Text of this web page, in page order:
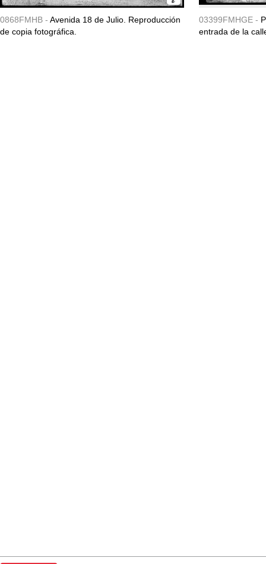
0868FMHB - Avenida 18 de Julio. Reproducción
de copia fotográfica.
03399FMHGE -
entrada de la